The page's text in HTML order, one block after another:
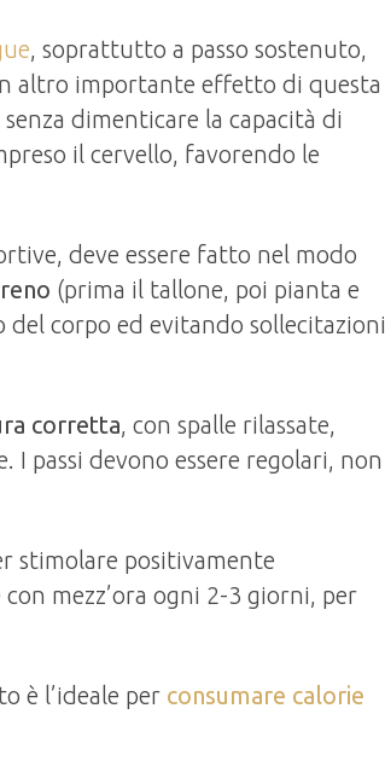
, soprattutto a passo sostenuto,
altro importante effetto di questa
dimenticare la capacità di
il cervello, favorendo le
deve essere fatto nel modo
(prima il tallone, poi pianta e
corpo ed evitando sollecitazioni
corretta, con spalle rilassate,
I passi devono essere regolari, non
stimolare positivamente
mezz’ora ogni 2-3 giorni, per
è l’ideale per consumare calorie